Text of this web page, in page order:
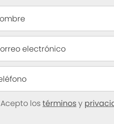
Acepto lostérminosy